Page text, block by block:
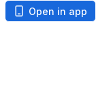
Open in app